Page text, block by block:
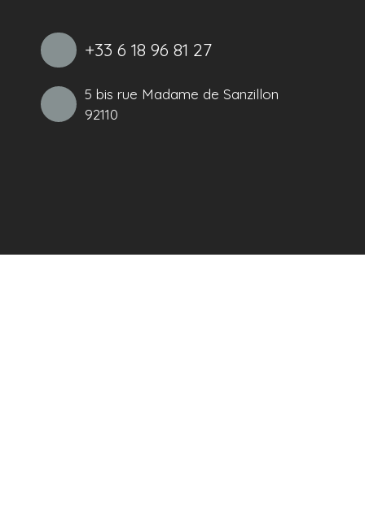
+33 6 18 96 81 27
5 bis rue Madame de Sanzillon
92110